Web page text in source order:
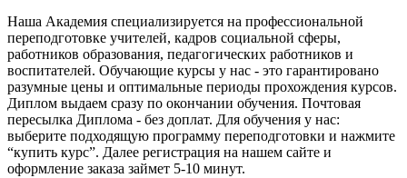
Наша Академия специализируется на профессиональной
переподготовке учителей, кадров социальной сферы,
работников образования, педагогических работников и
воспитателей. Обучающие курсы у нас - это гарантировано
разумные цены и оптимальные периоды прохождения курсов.
Диплом выдаем сразу по окончании обучения. Почтовая
пересылка Диплома - без доплат. Для обучения у нас:
выберите подходящую программу переподготовки и нажмите
“купить курс”. Далее регистрация на нашем сайте и
оформление заказа займет 5-10 минут.